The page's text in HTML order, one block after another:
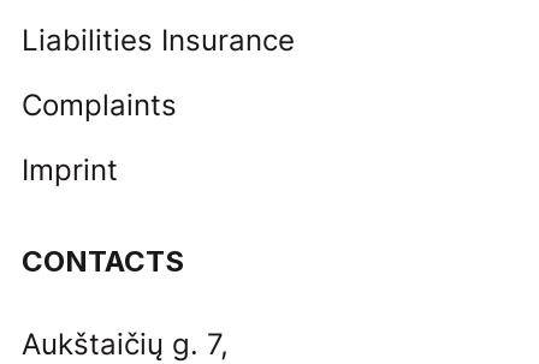
Liabilities Insurance
Complaints
Imprint
CONTACTS
Aukštaičių g. 7,